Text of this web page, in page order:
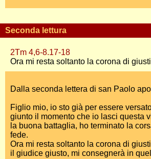
Seconda lettura
2Tm 4,6-8.17-18
Ora mi resta soltanto la corona di
Dalla seconda lettera di san Paolo
Figlio mio, io sto già per essere
giunto il momento che io lasci questa
la buona battaglia, ho terminato la
fede.
Ora mi resta soltanto la corona di
il giudice giusto, mi consegnerà in